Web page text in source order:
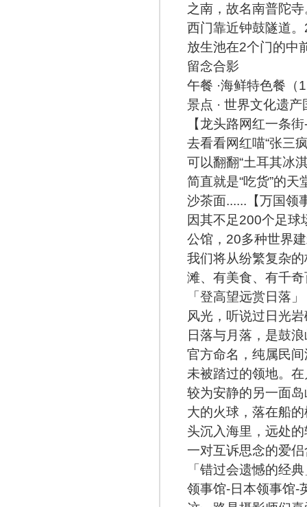
之南，故名南普陀
西门靠近钟鼓隧道
放生池在2个门的中
留念合影
午餐 ·海鲜特色餐（
景点 · 世界文化遗
【龙头路网红一条
去看看网红喵“张三
可以翻翻“土耳其冰
简直就是“吃货”的
沙茶面......【万国领
因其不足200个足球
公馆，20多种世界
我们将从纷繁复杂
滩、有美食、有千
「登高望远赏日落
风光，听说过日光
日落与月落，是鼓
官方命名，纯属民
未被踏过的领地。
较为安静的另一面
大的火球，落在船
头沉入海里，远处
一对互诉思念的爱
「错过会遗憾的经
领事馆-日本领事馆-